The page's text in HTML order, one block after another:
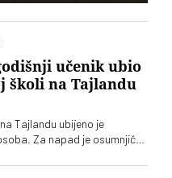
učenik ubio
školi na Tajlandu
Tajlandu ubijeno je
Za napad je osumnjičen